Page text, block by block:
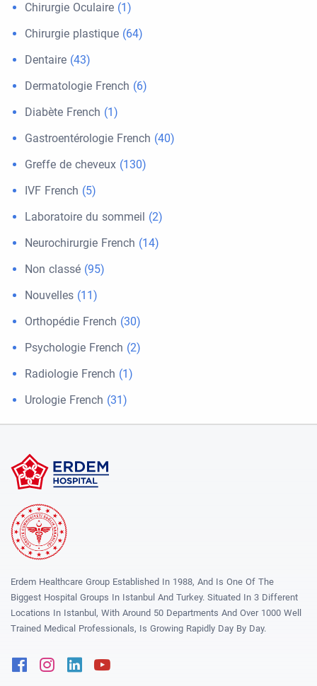
Chirurgie Oculaire (1)
Chirurgie plastique (64)
Dentaire (43)
Dermatologie French (6)
Diabète French (1)
Gastroentérologie French (40)
Greffe de cheveux (130)
IVF French (5)
Laboratoire du sommeil (2)
Neurochirurgie French (14)
Non classé (95)
Nouvelles (11)
Orthopédie French (30)
Psychologie French (2)
Radiologie French (1)
Urologie French (31)
Erdem Healthcare Group Established In 1988, And Is One Of The
Biggest Hospital Groups In Istanbul And Turkey. Situated In 3 Different
Locations In Istanbul, With Around 50 Departments And Over 1000 Well
Trained Medical Professionals, Is Growing Rapidly Day By Day.
FacebookInstagram
Linkedin